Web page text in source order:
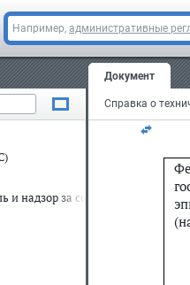
Например, административные
надзор за соблюдением
Документ